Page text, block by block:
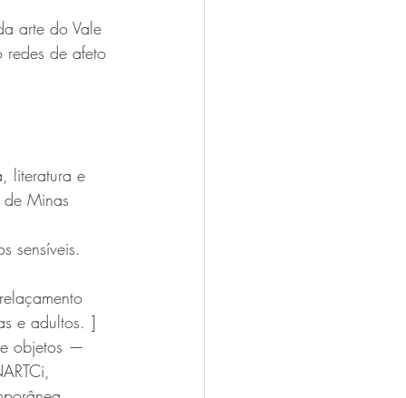
arte do Vale
de afeto
literatura e
Minas
sensíveis.
e adultos. ]
objetos —